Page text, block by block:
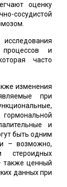
оценку
сосудистой
процессов и
часто
изменения
при
и
быть одним
– возможно,
стероидных
также ценный
данных при